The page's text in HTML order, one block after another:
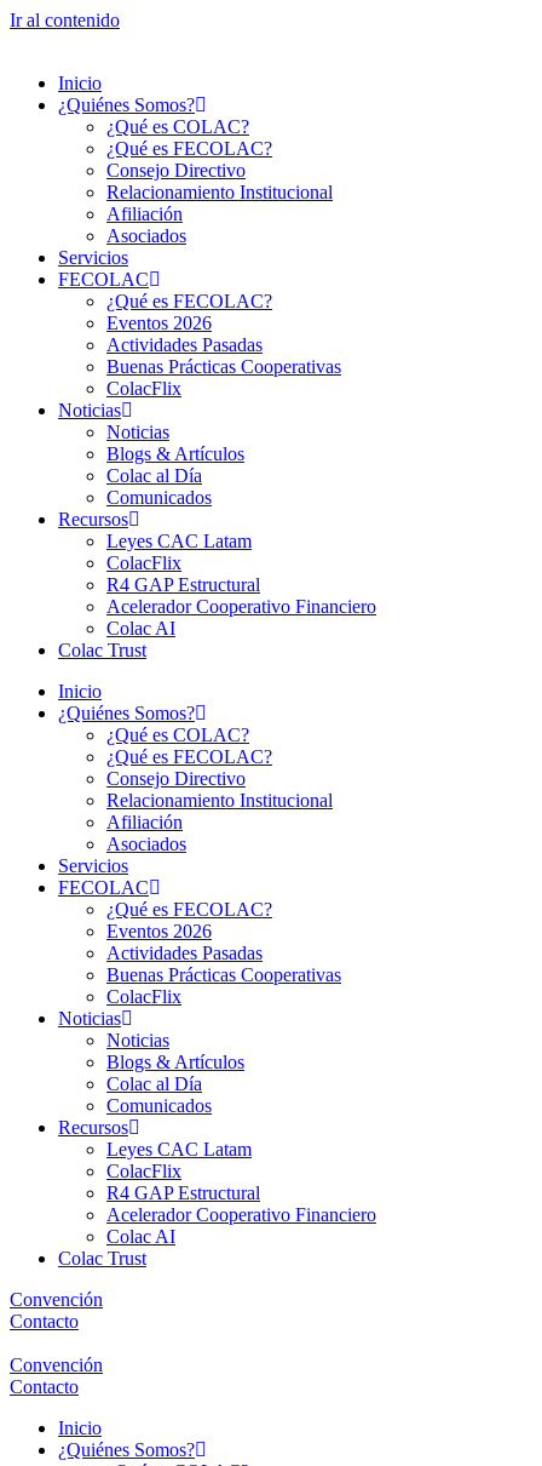
Ir al contenido
Inicio
¿Quiénes Somos?
¿Qué es COLAC?
¿Qué es FECOLAC?
Consejo Directivo
Relacionamiento Institucional
Afiliación
Asociados
Servicios
FECOLAC
¿Qué es FECOLAC?
Eventos 2026
Actividades Pasadas
Buenas Prácticas Cooperativas
ColacFlix
Noticias
Noticias
Blogs & Artículos
Colac al Día
Comunicados
Recursos
Leyes CAC Latam
ColacFlix
R4 GAP Estructural
Acelerador Cooperativo Financiero
Colac AI
Colac Trust
Inicio
¿Quiénes Somos?
¿Qué es COLAC?
¿Qué es FECOLAC?
Consejo Directivo
Relacionamiento Institucional
Afiliación
Asociados
Servicios
FECOLAC
¿Qué es FECOLAC?
Eventos 2026
Actividades Pasadas
Buenas Prácticas Cooperativas
ColacFlix
Noticias
Noticias
Blogs & Artículos
Colac al Día
Comunicados
Recursos
Leyes CAC Latam
ColacFlix
R4 GAP Estructural
Acelerador Cooperativo Financiero
Colac AI
Colac Trust
Convención
Contacto
Convención
Contacto
Inicio
¿Quiénes Somos?